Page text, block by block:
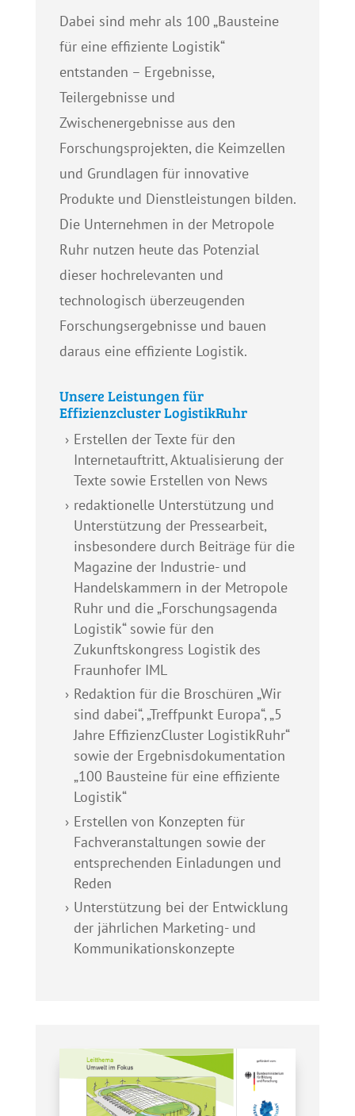
Dabei sind mehr als 100 „Bausteine
für eine effiziente Logistik“
entstanden – Ergebnisse,
Teilergebnisse und
Zwischenergebnisse aus den
Forschungsprojekten, die Keimzellen
und Grundlagen für innovative
Produkte und Dienstleistungen bilden.
Die Unternehmen in der Metropole
Ruhr nutzen heute das Potenzial
dieser hochrelevanten und
technologisch überzeugenden
Forschungsergebnisse und bauen
daraus eine effiziente Logistik.
Unsere Leistungen für
Effizienzcluster LogistikRuhr
Erstellen der Texte für den
Internetauftritt, Aktualisierung der
Texte sowie Erstellen von News
redaktionelle Unterstützung und
Unterstützung der Pressearbeit,
insbesondere durch Beiträge für die
Magazine der Industrie- und
Handelskammern in der Metropole
Ruhr und die „Forschungsagenda
Logistik“ sowie für den
Zukunftskongress Logistik des
Fraunhofer IML
Redaktion für die Broschüren „Wir
sind dabei“, „Treffpunkt Europa“, „5
Jahre EffizienzCluster LogistikRuhr“
sowie der Ergebnisdokumentation
„100 Bausteine für eine effiziente
Logistik“
Erstellen von Konzepten für
Fachveranstaltungen sowie der
entsprechenden Einladungen und
Reden
Unterstützung bei der Entwicklung
der jährlichen Marketing- und
Kommunikationskonzepte